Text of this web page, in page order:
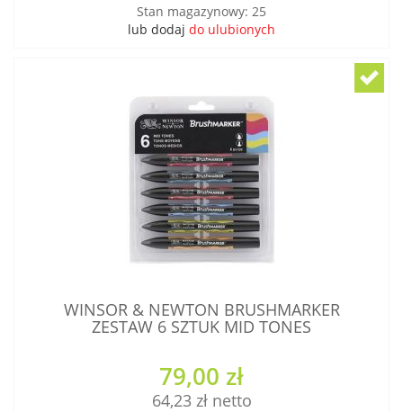
Stan magazynowy: 25
lub dodaj do ulubionych
WINSOR & NEWTON BRUSHMARKER
ZESTAW 6 SZTUK MID TONES
79,00 zł
64,23 zł